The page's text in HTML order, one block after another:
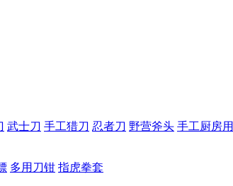
武士刀 手工猎刀 忍者刀 野营斧头 手工厨房
多用刀钳 指虎拳套